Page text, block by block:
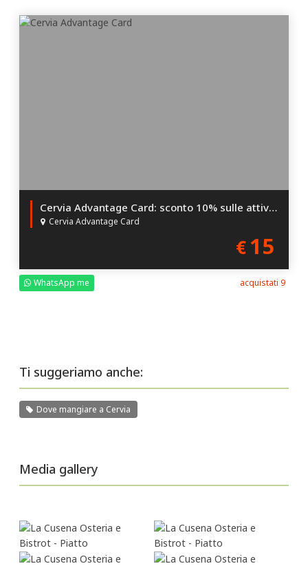
Cervia Advantage Card: sconto 10% sulle attività Convenzionate
Cervia Advantage Card
€15
WhatsApp me acquistati 9
Ti suggeriamo anche:
Dove mangiare a Cervia
Media gallery